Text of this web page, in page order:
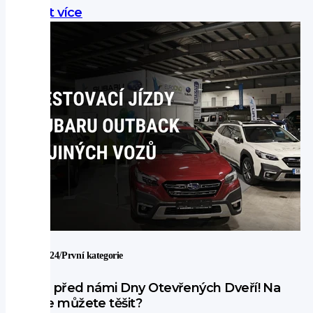
Zjistit více
7. 4. 2024/První kategorie
Jsou před námi Dny Otevřených Dveří! Na
co se můžete těšit?